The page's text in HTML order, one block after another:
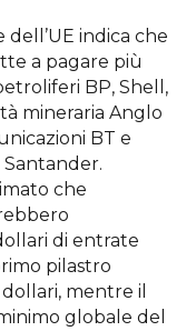
dell’UE indica che
a pagare più
BP, Shell,
mineraria Anglo
BT e
Santander.
che
di entrate
pilastro
mentre il
globale del